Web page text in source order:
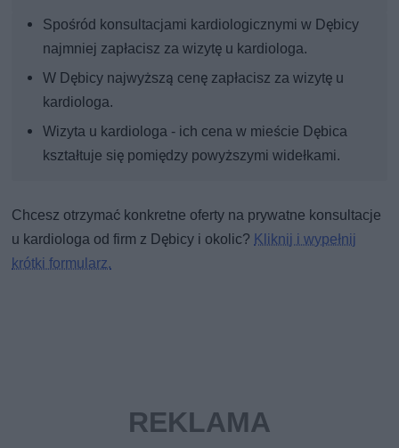
Spośród konsultacjami kardiologicznymi w Dębicy
najmniej zapłacisz za wizytę u kardiologa.
W Dębicy najwyższą cenę zapłacisz za wizytę u
kardiologa.
Wizyta u kardiologa - ich cena w mieście Dębica
kształtuje się pomiędzy powyższymi widełkami.
Chcesz otrzymać konkretne oferty na prywatne konsultacje
u kardiologa od firm z Dębicy i okolic? Kliknij i wypełnij
krótki formularz.